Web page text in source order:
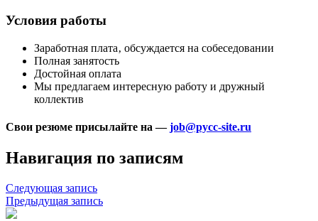
Условия работы
Заработная плата‚ обсуждается на собеседовании
Полная занятость
Достойная оплата
Мы предлагаем интересную работу и дружный
коллектив
Свои резюме присылайте на —job@pycc-site.ru
Навигация по записям
Следующая запись
Предыдущая запись